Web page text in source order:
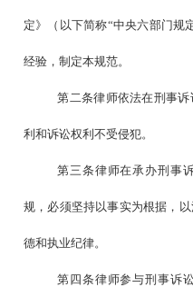
定》（以下简称“中央六部门规
经验，制定本规范。
第二条律师依法在刑事
利和诉讼权利不受侵犯。
第三条律师在承办刑事
规，必须坚持以事实为根据，
德和执业纪律。
第四条律师参与刑事诉